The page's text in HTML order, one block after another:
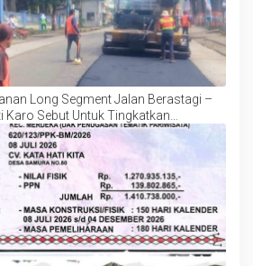
Long Segment Jalan Berastagi –
Karo Sebut Untuk Tingkatkan
Pertanian dan Perekonomian